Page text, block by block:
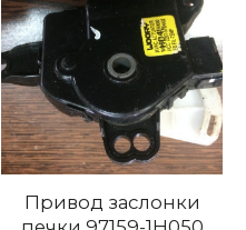
Привод заслонки